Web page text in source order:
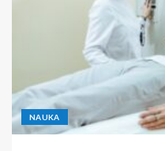
NAUKA